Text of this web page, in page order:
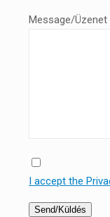
Message/Üzenet
I accept the